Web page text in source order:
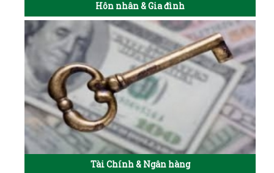
Hôn nhân & Gia đình
Tài Chính & Ngân hàng